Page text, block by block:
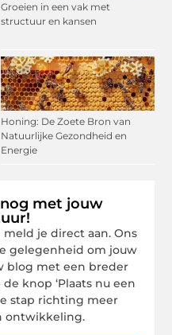
Groeien in een vak met
structuur en kansen
Honing: De Zoete Bron van
Natuurlijke Gezondheid en
Energie
met jouw
je direct aan. Ons
gelegenheid om jouw
blog met een breder
knop ‘Plaats nu een
stap richting meer
ontwikkeling.